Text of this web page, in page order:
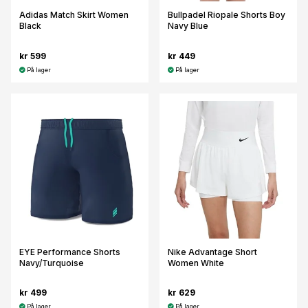
Adidas Match Skirt Women
Black
kr 599
På lager
Bullpadel Riopale Shorts Boy
Navy Blue
kr 449
På lager
EYE Performance Shorts
Navy/Turquoise
kr 499
På lager
Nike Advantage Short
Women White
kr 629
På lager